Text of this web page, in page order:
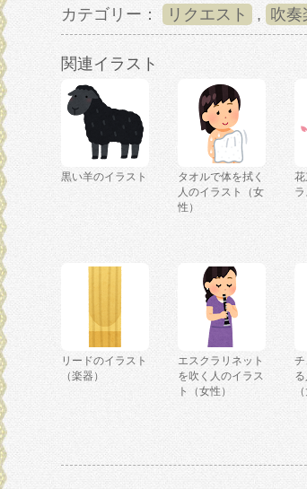
カテゴリー： リクエスト , 吹奏
関連イラスト
黒い羊のイラスト
タオルで体を拭く
人のイラスト（女
性）
花
ラ
リードのイラスト
（楽器）
エスクラリネット
を吹く人のイラス
ト（女性）